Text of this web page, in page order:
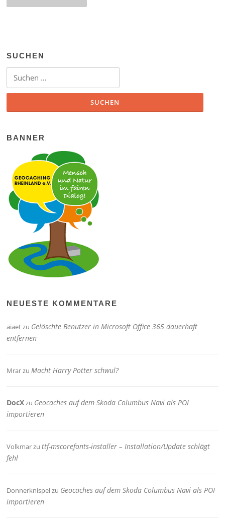
SUCHEN
Suchen nach:
BANNER
NEUESTE KOMMENTARE
aiaetzu Gelöschte Benutzer in Microsoft Office 365 dauerhaft
entfernen
Mrarzu Macht Harry Potter schwul?
DocXzu Geocaches auf dem Skoda Columbus Navi als POI
importieren
Volkmarzuttf-mscorefonts-installer – Installation/Update schlägt
fehl
Donnerknispelzu Geocaches auf dem Skoda Columbus Navi als POI
importieren